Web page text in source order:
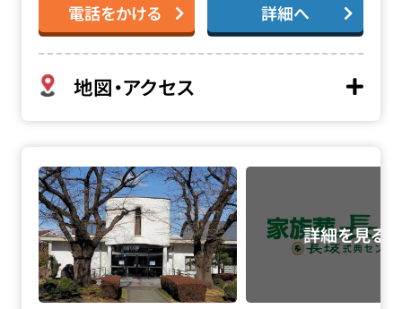
電話をかける 詳細へ
地図・アクセス